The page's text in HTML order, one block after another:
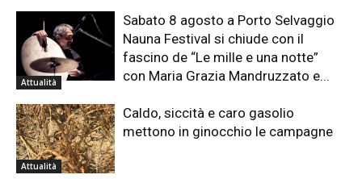
Attualità
Sabato 8 agosto a Porto Selvaggio
Nauna Festival si chiude con il
fascino de “Le mille e una notte”
con Maria Grazia Mandruzzato e...
Attualità
Caldo, siccità e caro gasolio
mettono in ginocchio le campagne